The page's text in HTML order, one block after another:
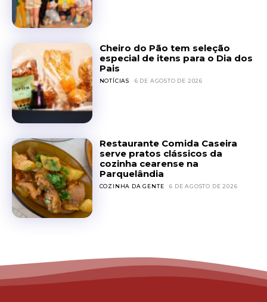
Cheiro do Pão tem seleção
especial de itens para o Dia dos
Pais
NOTÍCIAS 6 DE AGOSTO DE 2026
Restaurante Comida Caseira
serve pratos clássicos da
cozinha cearense na
Parquelândia
COZINHA DA GENTE 6 DE AGOSTO DE 2026